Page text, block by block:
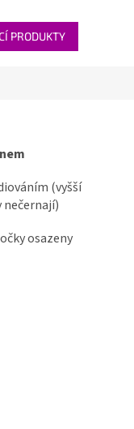
PRODUKTY
(vyšší
nečernají)
osazeny